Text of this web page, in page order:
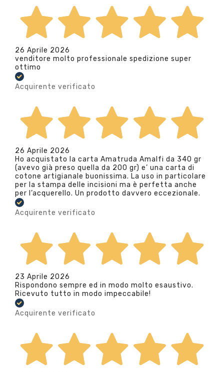
26 Aprile 2026
venditore molto professionale spedizione super
ottimo
Acquirente verificato
26 Aprile 2026
Ho acquistato la carta Amatruda Amalfi da 340 gr
(avevo già preso quella da 200 gr) e’ una carta di
cotone artigianale buonissima. La uso in particolare
per la stampa delle incisioni ma è perfetta anche
per l’acquerello. Un prodotto davvero eccezionale.
Acquirente verificato
23 Aprile 2026
Rispondono sempre ed in modo molto esaustivo.
Ricevuto tutto in modo impeccabile!
Acquirente verificato